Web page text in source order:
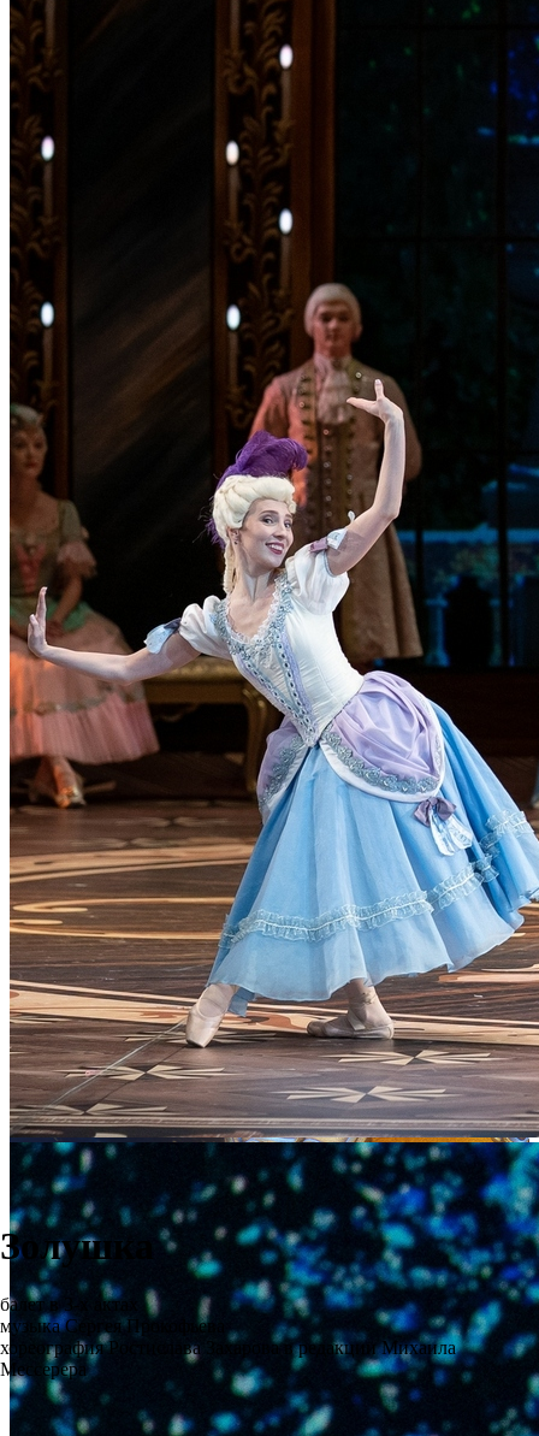
Золушка
балет в 3-х актах
музыка Сергея Прокофьева
хореография Ростислава Захарова в редакции Михаила
Мессерера